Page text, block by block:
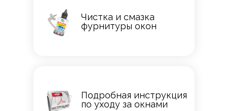
Чистка и смазка
фурнитуры окон
Подробная инструкция
по уходу за окнами